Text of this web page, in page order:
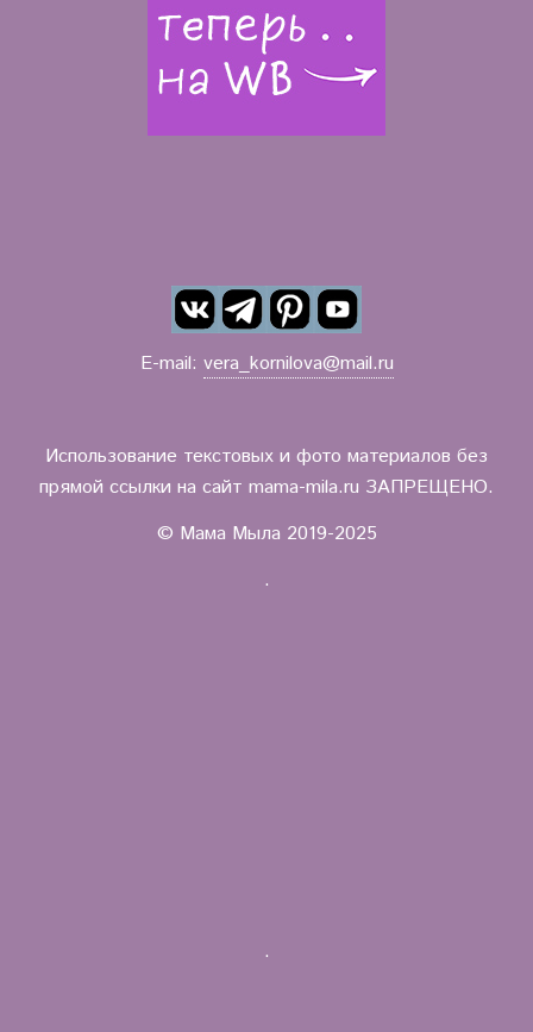
E-mail: vera_kornilova@mail.ru
Использование текстовых и фото материалов без
прямой ссылки на сайт mama-mila.ru ЗАПРЕЩЕНО.
© Мама Мыла 2019-2025
.
.